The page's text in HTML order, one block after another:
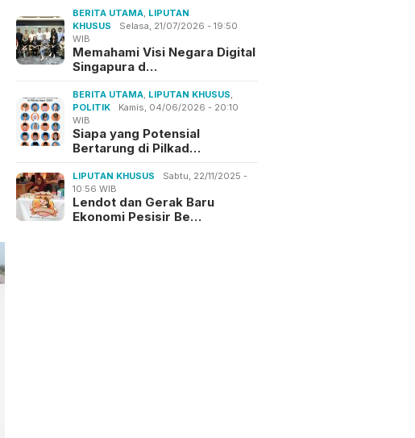
BERITA UTAMA, LIPUTAN
KHUSUS
Selasa, 21/07/2026 - 19:50
WIB
Memahami Visi Negara Digital
Singapura d…
BERITA UTAMA, LIPUTAN KHUSUS,
POLITIK
Kamis, 04/06/2026 - 20:10
WIB
Siapa yang Potensial
Bertarung di Pilkad…
LIPUTAN KHUSUS
Sabtu, 22/11/2025 -
10:56 WIB
Lendot dan Gerak Baru
Ekonomi Pesisir Be…